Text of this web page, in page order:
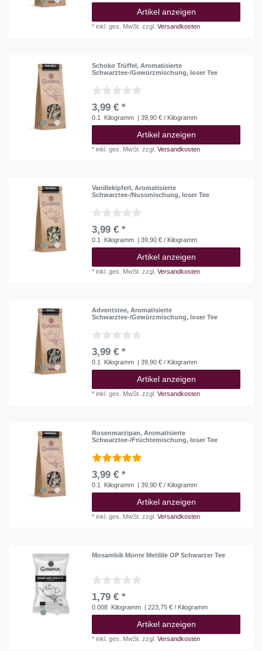
Artikel anzeigen
*inkl. ges. MwSt. zzgl.Versandkosten
Schoko Trüffel, Aromatisierte
Schwarztee-/Gewürzmischung, loser Tee
3,99 € *
0.1 Kilogramm | 39,90 € / Kilogramm
Artikel anzeigen
*inkl. ges. MwSt. zzgl.Versandkosten
Vanillekipferl, Aromatisierte
Schwarztee-/Nussmischung, loser Tee
3,99 € *
0.1 Kilogramm | 39,90 € / Kilogramm
Artikel anzeigen
*inkl. ges. MwSt. zzgl.Versandkosten
Adventstee, Aromatisierte
Schwarztee-/Gewürzmischung, loser Tee
3,99 € *
0.1 Kilogramm | 39,90 € / Kilogramm
Artikel anzeigen
*inkl. ges. MwSt. zzgl.Versandkosten
Rosenmarzipan, Aromatisierte
Schwarztee-/Früchtemischung, loser Tee
3,99 € *
0.1 Kilogramm | 39,90 € / Kilogramm
Artikel anzeigen
*inkl. ges. MwSt. zzgl.Versandkosten
Mosambik Monte Metilile OP Schwarzer Tee
1,79 € *
0.008 Kilogramm | 223,75 € / Kilogramm
Artikel anzeigen
*inkl. ges. MwSt. zzgl.Versandkosten